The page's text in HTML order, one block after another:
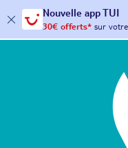
Nouvelle app TUI
30€ offerts*sur votre
Hôtels & Clubs